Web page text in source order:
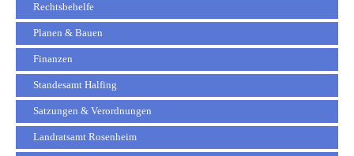
Rechtsbehelfe
Planen & Bauen
Finanzen
Standesamt Halfing
Satzungen & Verordnungen
Landratsamt Rosenheim